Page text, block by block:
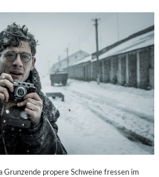
propere Schweine fressen im